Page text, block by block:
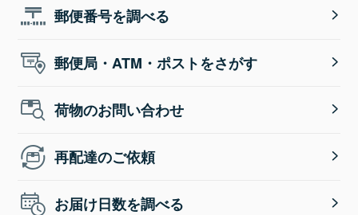
郵便番号を調べる
郵便局・ATM・ポストをさがす
荷物のお問い合わせ
再配達のご依頼
お届け日数を調べる